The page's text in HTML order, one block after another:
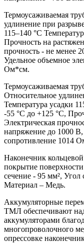
Термоусаживаемая
удлинение при
115–140 °C
Прочность на
прочность - не менее
Удельное объемное
Ом*см.
Термоусаживаемая
Относительное
Температура усадки
-55 °C до +125 °C,
Электрическая
напряжение до 1000 В,
сопротивление 1014
Наконечник
покрытие
сечение - 95 мм²,
Материал – Медь.
Аккумуляторные
ТМЛ обеспечивают
аккумуляторами
многопроволочного
опрессовке